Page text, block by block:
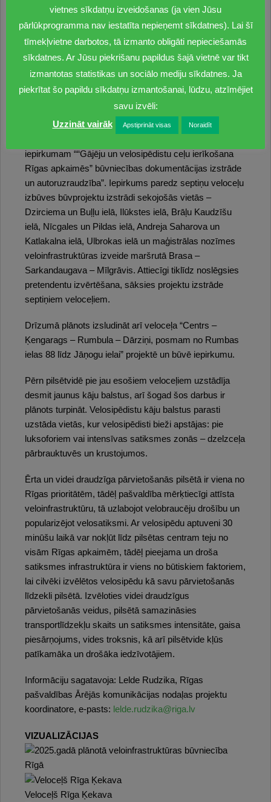
veloinfrastruktūrai maršrutā Vecāķi – Carnikava.
Tāpat ir noslēgusies būvprojekta minimālā sastāvā
izstrāde diviem projektiem – velo un gājēju
infrastruktūras izbūvei Biķernieku ielas posmā no
Juglas ielas līdz Ropažu novada robežai un velo un
iepirkumam ““Gājēju un velosipēdistu ceļu ierīkošana
Rīgas apkaimēs” būvniecības dokumentācijas izstrāde
un autoruzraudzība”. Iepirkums paredz septiņu veloceļu
izbūves būvprojektu izstrādi sekojošās vietās –
Dzirciema un Buļļu ielā, Ilūkstes ielā, Brāļu Kaudzīšu
ielā, Nīcgales un Pildas ielā, Andreja Saharova un
Katlakalna ielā, Ulbrokas ielā un maģistrālas nozīmes
veloinfrastruktūras izveide maršrutā Brasa –
Sarkandaugava – Mīlgrāvis. Attiecīgi tiklīdz noslēgsies
pretendentu izvērtēšana, sāksies projektu izstrāde
septiņiem veloceļiem.
Drīzumā plānots izsludināt arī veloceļa “Centrs –
Ķengarags – Rumbula – Dārziņi, posmam no Rumbas
ielas 88 līdz Jāņogu ielai” projektē un būvē iepirkumu.
Pērn pilsētvidē pie jau esošiem veloceļiem uzstādīja
desmit jaunus kāju balstus, arī šogad šos darbus ir
plānots turpināt. Velosipēdistu kāju balstus parasti
uzstāda vietās, kur velosipēdisti bieži apstājas: pie
luksoforiem vai intensīvas satiksmes zonās – dzelzceļa
pārbrauktuvēs un krustojumos.
Ērta un videi draudzīga pārvietošanās pilsētā ir viena no
Rīgas prioritātēm, tādēļ pašvaldība mērķtiecīgi attīsta
veloinfrastruktūru, tā uzlabojot velobraucēju drošību un
popularizējot velosatiksmi. Ar velosipēdu aptuveni 30
minūšu laikā var nokļūt līdz pilsētas centram teju no
visām Rīgas apkaimēm, tādēļ pieejama un droša
satiksmes infrastruktūra ir viens no būtiskiem faktoriem,
lai cilvēki izvēlētos velosipēdu kā savu pārvietošanās
līdzekli pilsētā. Izvēloties videi draudzīgus
pārvietošanās veidus, pilsētā samazināsies
transportlīdzekļu skaits un satiksmes intensitāte, gaisa
piesārņojums, vides troksnis, kā arī pilsētvide kļūs
patīkamāka un drošāka iedzīvotājiem.
Informāciju sagatavoja: Lelde Rudzika, Rīgas
pašvaldības Ārējās komunikācijas nodaļas projektu
koordinatore, e-pasts: lelde.rudzika@riga.lv
VIZUALIZĀCIJAS
Veloceļš Rīga Ķekava
vietnes sīkdatņu izveidošanas (ja vien Jūsu
pārlūkprogramma nav iestatīta nepieņemt sīkdatnes). Lai šī
tīmekļvietne darbotos, tā izmanto obligāti nepieciešamās
sīkdatnes. Ar Jūsu piekrišanu papildus šajā vietnē var tikt
izmantotas statistikas un sociālo mediju sīkdatnes. Ja
piekrītat šo papildu sīkdatņu izmantošanai, lūdzu, atzīmējiet
savu izvēli:
Uzzināt vairāk
Apstiprināt visas Noraidīt